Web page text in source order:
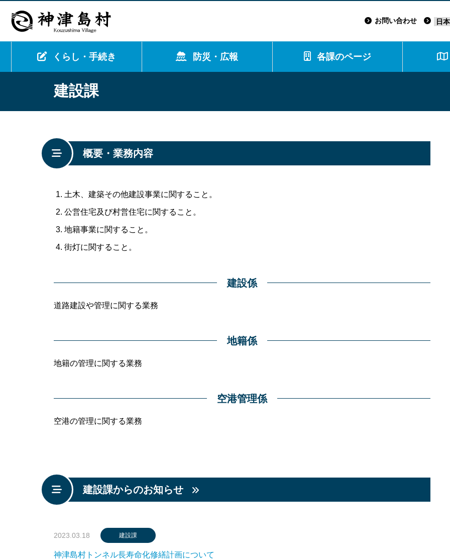
お問い合わせ
くらし・手続き 防災・広報 各課のページ
建設課
概要・業務内容
土木、建築その他建設事業に関すること。
公営住宅及び村営住宅に関すること。
地籍事業に関すること。
街灯に関すること。
建設係
道路建設や管理に関する業務
地籍係
地籍の管理に関する業務
空港管理係
空港の管理に関する業務
建設課からのお知らせ
2023.03.18 建設課
神津島村トンネル長寿命化修繕計画について